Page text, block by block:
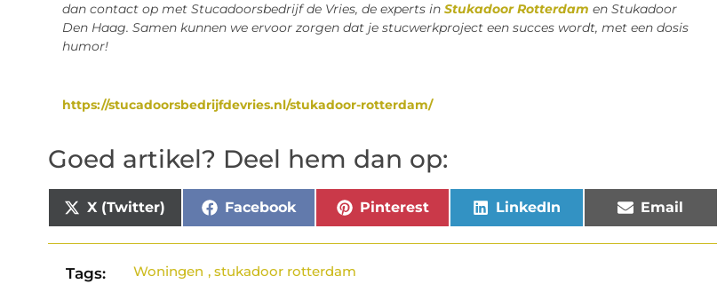
dan contact op met Stucadoorsbedrijf de Vries, de experts in Stukadoor Rotterdam en Stukadoor
Den Haag. Samen kunnen we ervoor zorgen dat je stucwerkproject een succes wordt, met een dosis
humor!
https://stucadoorsbedrijfdevries.nl/stukadoor-rotterdam/
Goed artikel? Deel hem dan op:
X (Twitter) Facebook Pinterest LinkedIn Email
Tags: Woningen ,stukadoor rotterdam